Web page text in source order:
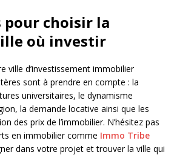
pour choisir la
où investir
ville d’investissement immobilier
sont à prendre en compte : la
universitaires, le dynamisme
la demande locative ainsi que les
des prix de l’immobilier. N’hésitez pas
en immobilier comme Immo Tribe
dans votre projet et trouver la ville qui